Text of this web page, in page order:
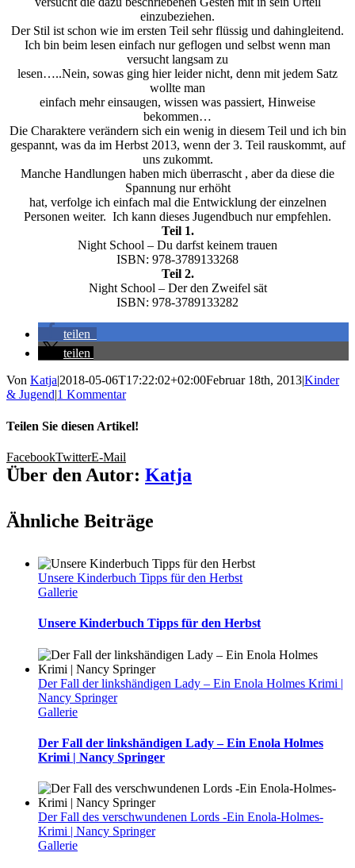
einzubeziehen.
Der Stil ist schon wie im ersten Teil sehr flüssig und dahingleitend.
Ich bin beim lesen einfach nur geflogen und selbst wenn man
versucht langsam zu
lesen…..Nein, sowas ging hier leider nicht, denn mit jedem Satz
wollte man
einfach mehr einsaugen, wissen was passiert, Hinweise
bekommen…
Die Charaktere verändern sich ein wenig in diesem Teil und ich bin
gespannt, was da im Herbst 2013, wenn der 3. Teil rauskommt, auf
uns zukommt.
Manche Handlungen haben mich überrascht , aber da diese die
Spannung nur erhöht
hat, verfolge ich einfach mal die Entwicklung der einzelnen
Personen weiter. Ich kann dieses Jugendbuch nur empfehlen.
Teil 1.
Night School – Du darfst keinem trauen
ISBN: 978-3789133268
Teil 2.
Night School – Der den Zweifel sät
ISBN: 978-3789133282
teilen
teilen
Von Katja|2018-05-06T17:22:02+02:00Februar 18th, 2013|Kinder
& Jugend|1 Kommentar
Teilen Sie diesen Artikel!
FacebookTwitterE-Mail
Über den Autor: Katja
Ähnliche Beiträge
Unsere Kinderbuch Tipps für den Herbst
Gallerie
Unsere Kinderbuch Tipps für den Herbst
Der Fall der linkshändigen Lady – Ein Enola Holmes Krimi |
Nancy Springer
Gallerie
Der Fall der linkshändigen Lady – Ein Enola Holmes
Krimi | Nancy Springer
Der Fall des verschwundenen Lords -Ein Enola-Holmes-
Krimi | Nancy Springer
Gallerie